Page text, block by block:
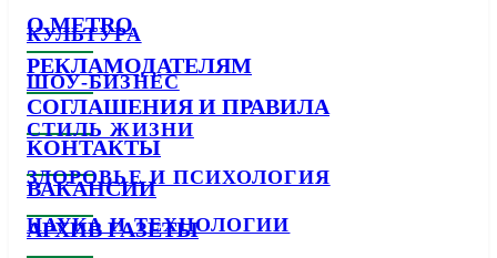
КУЛЬТУРА
ШОУ-БИЗНЕС
СТИЛЬ ЖИЗНИ
ЗДОРОВЬЕ И ПСИХОЛОГИЯ
НАУКА И ТЕХНОЛОГИИ
О METRO
РЕКЛАМОДАТЕЛЯМ
СОГЛАШЕНИЯ И ПРАВИЛА
КОНТАКТЫ
ВАКАНСИИ
АРХИВ ГАЗЕТЫ